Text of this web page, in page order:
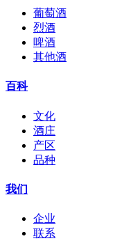
葡萄酒
烈酒
啤酒
其他酒
百科
文化
酒庄
产区
品种
我们
企业
联系